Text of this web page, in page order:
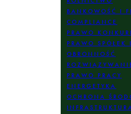
BANKOWOŚĆ I
COMPLIANCE
PRAWO
PRAWO SPÓŁEK
OBRONNOŚĆ
PRAWO PRACY
ENERGETYKA
OCHRONA